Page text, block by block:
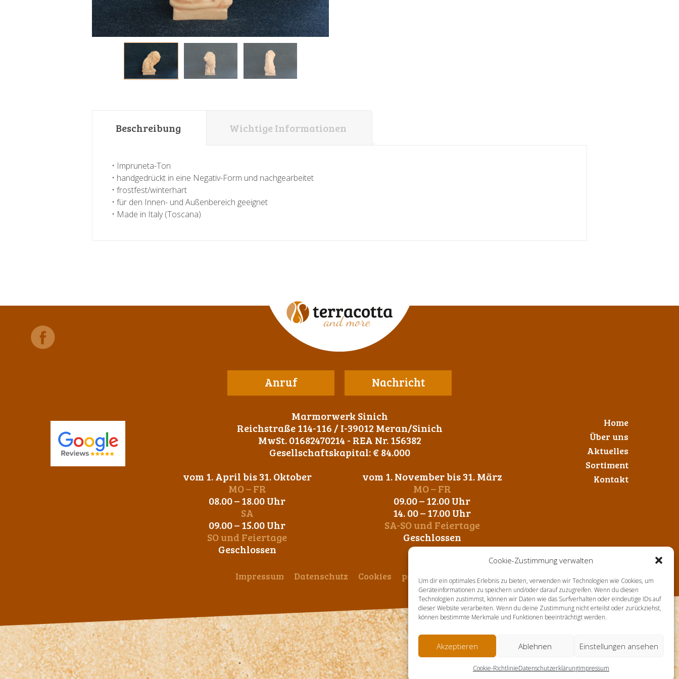
Cookie-Zustimmung verwalten
Um dir ein optimales Erlebnis zu bieten, verwenden wir Technologien wie Cookies, um
Geräteinformationen zu speichern und/oder darauf zuzugreifen. Wenn du diesen
Technologien zustimmst, können wir Daten wie das Surfverhalten oder eindeutige IDs auf
dieser Website verarbeiten. Wenn du deine Zustimmung nicht erteilst oder zurückziehst,
können bestimmte Merkmale und Funktionen beeinträchtigt werden.
Akzeptieren Ablehnen Einstellungen ansehen
Cookie-RichtlinieDatenschutzerklärungImpressum
Beschreibung Wichtige Informationen
• Impruneta-Ton
• handgedrückt in eine Negativ-Form und nachgearbeitet
• frostfest/winterhart
• für den Innen- und Außenbereich geeignet
• Made in Italy (Toscana)
Anruf Nachricht
Marmorwerk Sinich
Reichstraße 114-116 / I-39012 Meran/Sinich
MwSt. 01682470214 - REA Nr. 156382
Gesellschaftskapital: € 84.000
vom 1. April bis 31. Oktober
MO – FR
08.00 – 18.00 Uhr
SA
09.00 – 15.00 Uhr
SO und Feiertage
Geschlossen
vom 1. November bis 31. März
MO – FR
09.00 – 12.00 Uhr
14. 00 – 17.00 Uhr
SA-SO und Feiertage
Geschlossen
Home
Über uns
Aktuelles
Sortiment
Kontakt
Impressum Datenschutz Cookies ps-design